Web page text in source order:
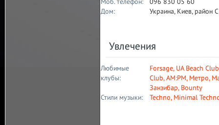
Дом:
Украина, Киев, район
Увлечения
Любимые
клубы:
Forsage, UA Beach Club
Сlub,AM:PM, Метро,
Занзибар, Bounty
Стили музыки:
Techno, Minimal